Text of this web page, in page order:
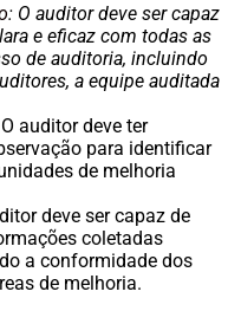
: O auditor deve ser capaz
e eficaz com todas as
de auditoria, incluindo
a equipe auditada
O auditor deve ter
para identificar
de melhoria
deve ser capaz de
coletadas
a conformidade dos
de melhoria.